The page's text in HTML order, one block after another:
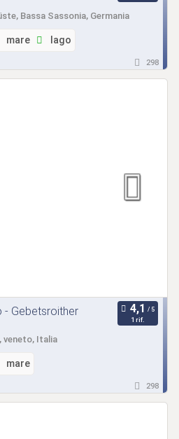
Bassa Sassonia, Germania
mare lago
298
- Gebetsroither
1 rif.
veneto, Italia
mare
298